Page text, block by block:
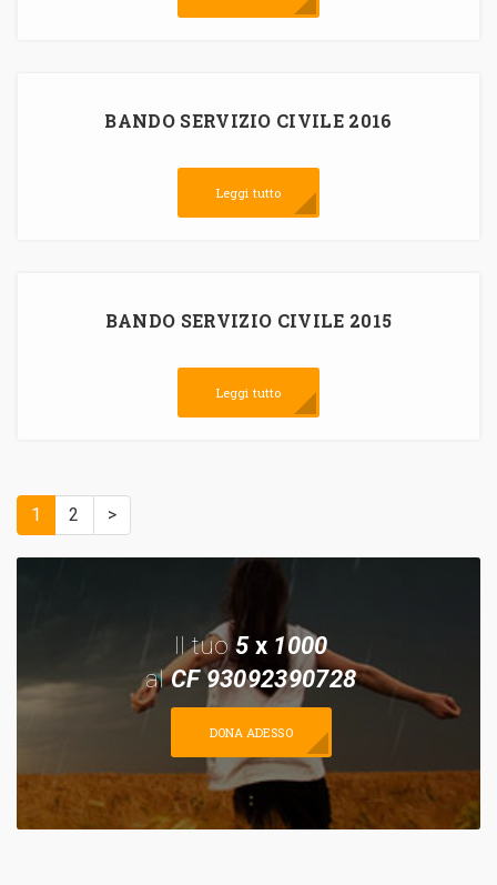
BANDO SERVIZIO CIVILE 2016
Leggi tutto
BANDO SERVIZIO CIVILE 2015
Leggi tutto
1 2 >
Il tuo 5x 1000
alCF 93092390728
DONA ADESSO